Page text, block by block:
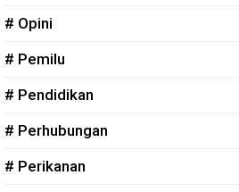
# Opini
# Pemilu
# Pendidikan
# Perhubungan
# Perikanan